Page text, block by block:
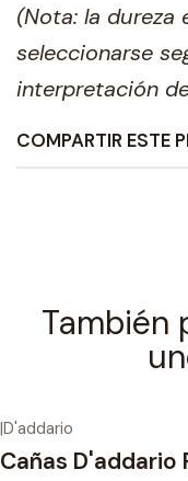
(Nota: la dureza
seleccionarse
interpretación
COMPARTIR ESTE
También
|D'addario
Cañas D'addario